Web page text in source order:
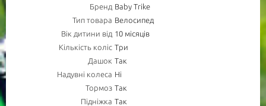
Бренд Baby Trike
Тип товара Велосипед
Вік дитини від 10 місяців
Кількість коліс Три
Дашок Так
Надувні колеса Ні
Тормоз Так
Підніжка Так